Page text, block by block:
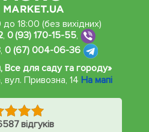
18:00 (без вихідних)
, 0 (93) 170-15-55,
, 0 (67) 004-06-36
Все для саду та городу»
,вул. Привозна, 14 На мапі
відгуків